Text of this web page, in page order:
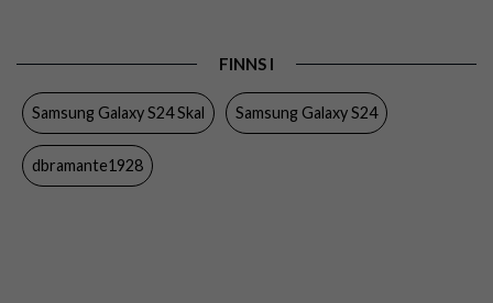
Trådlös laddning-kompatibel
Färg Genomskinlig
Varumärke
FINNS I
Samsung Galaxy S24 Skal Samsung Galaxy S24
dbramante1928